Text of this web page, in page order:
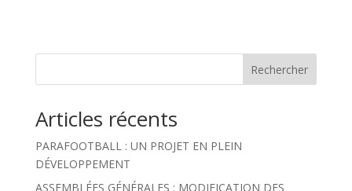
Rechercher
Articles récents
PARAFOOTBALL : UN PROJET EN PLEIN
DÉVELOPPEMENT
ASSEMBLÉES GÉNÉRALES : MODIFICATION DES